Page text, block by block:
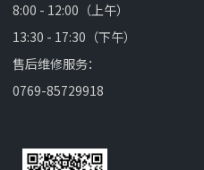
8:00 - 12:00（上午）
13:30 - 17:30（下午）
售后维修服务：
0769-85729918